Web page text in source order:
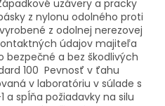
uzávery a pracky
z nylonu odolného proti
z odolnej nerezovej
údajov majiteľa
bezpečné a bez škodlivých
100 Pevnosť v ťahu
v laboratóriu v súlade s
a spĺňa požiadavky na silu